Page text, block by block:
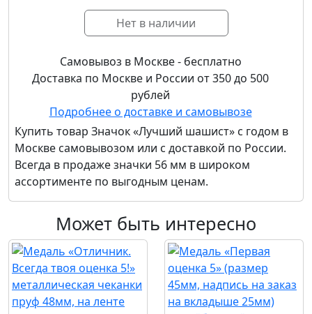
Нет в наличии
Самовывоз в Москве - бесплатно
Доставка по Москве и России от 350 до 500
рублей
Подробнее о доставке и самовывозе
Купить товар Значок «Лучший шашист» с годом в
Москве самовывозом или с доставкой по России.
Всегда в продаже значки 56 мм в широком
ассортименте по выгодным ценам.
Может быть интересно